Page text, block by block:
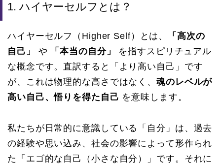
1. ハイヤーセルフとは？
ハイヤーセルフ（Higher Self）とは、
「高次の
自己」
や 「本当の自分」
を指すスピリチュアル
な概念です。直訳すると「より高い自己」です
が、これは物理的な高さではなく、魂のレベルが
高い自己、悟りを得た自己 を意味します。
私たちが日常的に意識している「自分」は、過去
の経験や思い込み、社会の影響によって形作られ
た「エゴ的な自己（小さな自分）」です。それに